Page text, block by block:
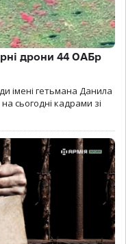
дрони 44 ОАБр
імені гетьмана Данила
сьогодні кадрами зі